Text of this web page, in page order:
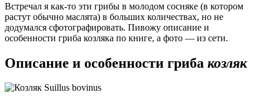
Встречал я как-то эти грибы в молодом сосняке (в котором
растут обычно маслята) в больших количествах, но не
додумался сфотографировать. Пивожу описание и
особенности гриба козляка по книге, а фото — из сети.
Описание и особенности гриба козляк